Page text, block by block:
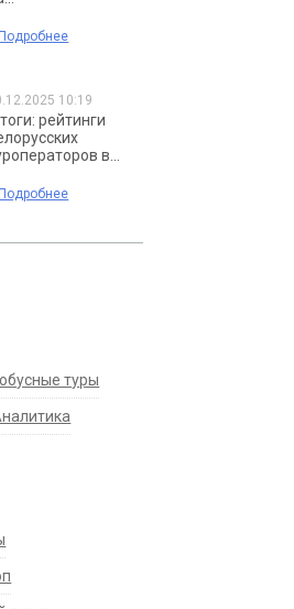
Подробнее
10:19
рейтинги
в...
Подробнее
туры